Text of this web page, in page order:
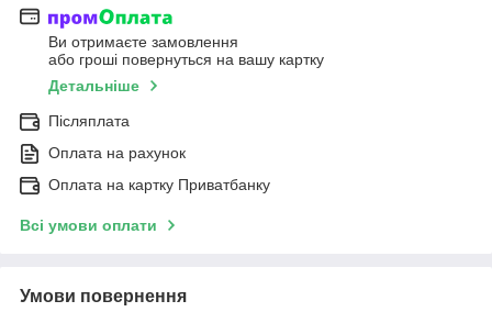
Ви отримаєте замовлення
або гроші повернуться на вашу картку
Детальніше
Післяплата
Оплата на рахунок
Оплата на картку Приватбанку
Всі умови оплати
Умови повернення